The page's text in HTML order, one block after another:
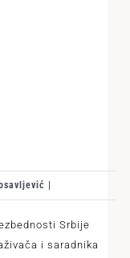
|
Srbije
i saradnika